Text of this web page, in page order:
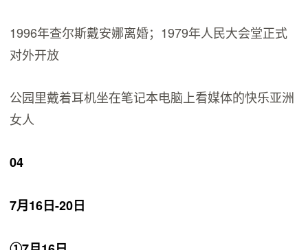
1996年查尔斯戴安娜离婚；1979年人民大会堂正式
对外开放
公园里戴着耳机坐在笔记本电脑上看媒体的快乐亚洲
女人
04
7月16日-20日